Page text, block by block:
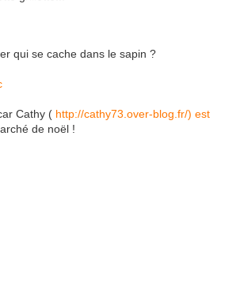
qui se cache dans le sapin ?
Cathy ( http://cathy73.over-blog.fr/) est
de noël !